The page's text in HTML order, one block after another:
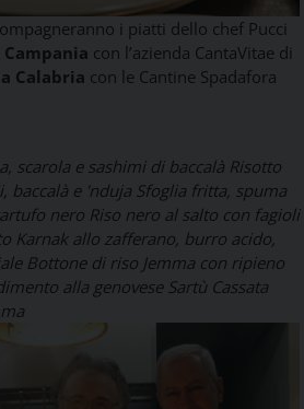
i piatti dello chef Pucci
Campania con l’azienda CantaVitae di
Calabria con le Cantine Spadafora
scarola e sashimi di baccalà Risotto
baccalà e 'nduja Sfoglia fritta, spuma
nero Riso nero al salto con fagioli
Karnak allo zafferano, burro acido,
Bottone di riso Jemma con ripieno
alla genovese Sartù Cassata